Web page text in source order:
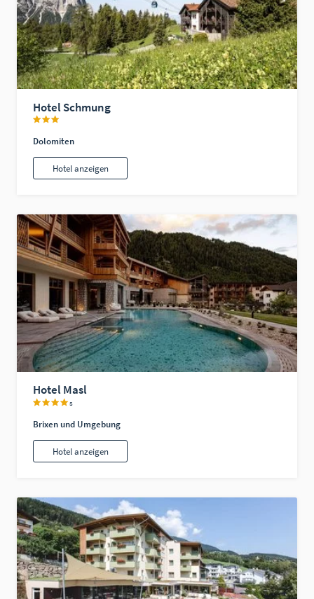
Hotel Schmung
Dolomiten
Hotel anzeigen
Hotel Masl
s
Brixen und Umgebung
Hotel anzeigen